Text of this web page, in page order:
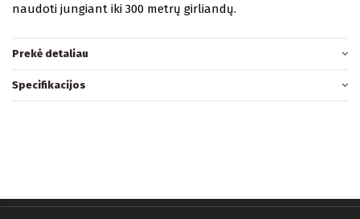
naudoti jungiant iki 300 metrų girliandų.
Prekė detaliau
Specifikacijos